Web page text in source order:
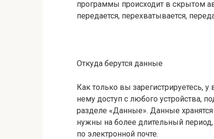
программы происходит в скрытом
передается, перехватывается,
Откуда берутся данные
Как только вы зарегистрируетесь,
нему доступ с любого устройства,
разделе «Данные». Данные
нужны на более длительный
по электронной почте.